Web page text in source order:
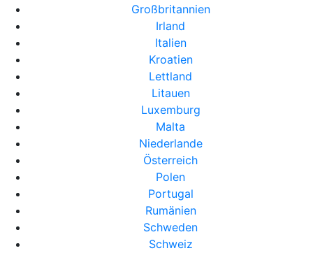
Großbritannien
Irland
Italien
Kroatien
Lettland
Litauen
Luxemburg
Malta
Niederlande
Österreich
Polen
Portugal
Rumänien
Schweden
Schweiz